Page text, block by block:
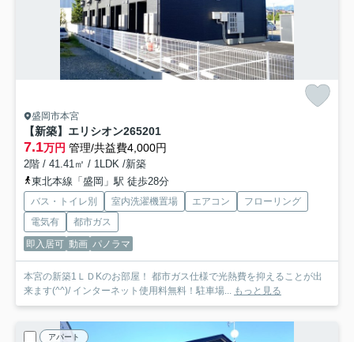
盛岡市本宮
【新築】エリシオン265201
7.1万円 管理/共益費4,000円
2階 / 41.41㎡ / 1LDK /新築
東北本線「盛岡」駅 徒歩28分
バス・トイレ別 室内洗濯機置場 エアコン
フローリング
電気有
都市ガス
即入居可 動画 パノラマ
本宮の新築1ＬＤKのお部屋！ 都市ガス仕様で光熱費を抑えることが出
来ます(^^)/ インターネット使用料無料！駐車場...
もっと見る
アパート